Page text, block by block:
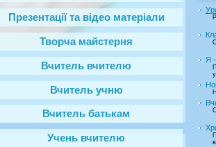
Презентації та відео матеріали
Творча майстерня
Вчитель вчителю
Вчитель учню
Вчитель батькам
Учень вчителю
Я -